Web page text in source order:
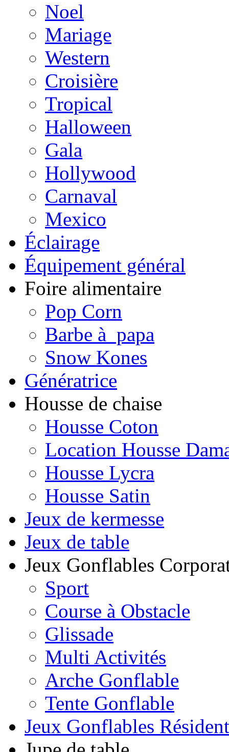
Noel
Mariage
Western
Croisière
Tropical
Halloween
Gala
Hollywood
Carnaval
Mexico
Éclairage
Équipement général
Foire alimentaire
Pop Corn
Barbe à papa
Snow Kones
Génératrice
Housse de chaise
Housse Coton
Location Housse
Housse Lycra
Housse Satin
Jeux de kermesse
Jeux de table
Jeux Gonflables
Sport
Course à Obstacle
Glissade
Multi Activités
Arche Gonflable
Tente Gonflable
Jeux Gonflables